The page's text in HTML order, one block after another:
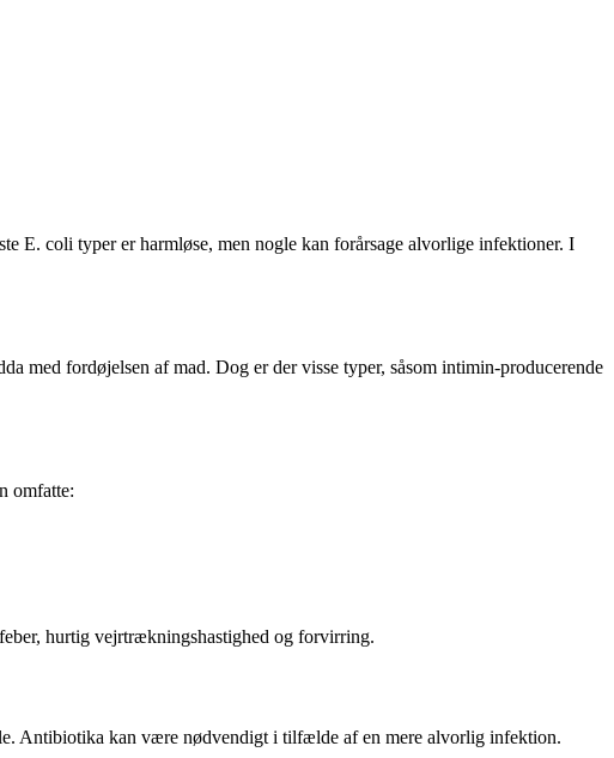
E. coli typer er harmløse, men nogle kan forårsage alvorlige infektioner. I
med fordøjelsen af mad. Dog er der visse typer, såsom intimin-producerende
omfatte:
hurtig vejrtrækningshastighed og forvirring.
Antibiotika kan være nødvendigt i tilfælde af en mere alvorlig infektion.